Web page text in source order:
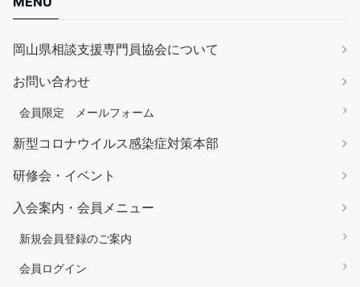
岡山県相談支援専門員協会について
お問い合わせ
会員限定 メールフォーム
新型コロナウイルス感染症対策本部
研修会・イベント
入会案内・会員メニュー
新規会員登録のご案内
会員ログイン